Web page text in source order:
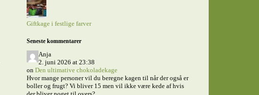
Giftkage i festlige farver
Seneste kommentarer
Anja
2. juni 2026 at 23:38
on Den ultimative chokoladekage
Hvor mange personer vil du beregne kagen til når der også er
boller og frugt? Vi bliver 15 men vil ikke være kede af hvis